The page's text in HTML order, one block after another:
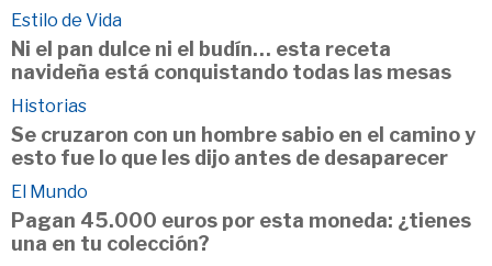
Estilo de Vida
Ni el pan dulce ni el budín… esta receta
navideña está conquistando todas las mesas
Historias
Se cruzaron con un hombre sabio en el camino y
esto fue lo que les dijo antes de desaparecer
El Mundo
Pagan 45.000 euros por esta moneda: ¿tienes
una en tu colección?